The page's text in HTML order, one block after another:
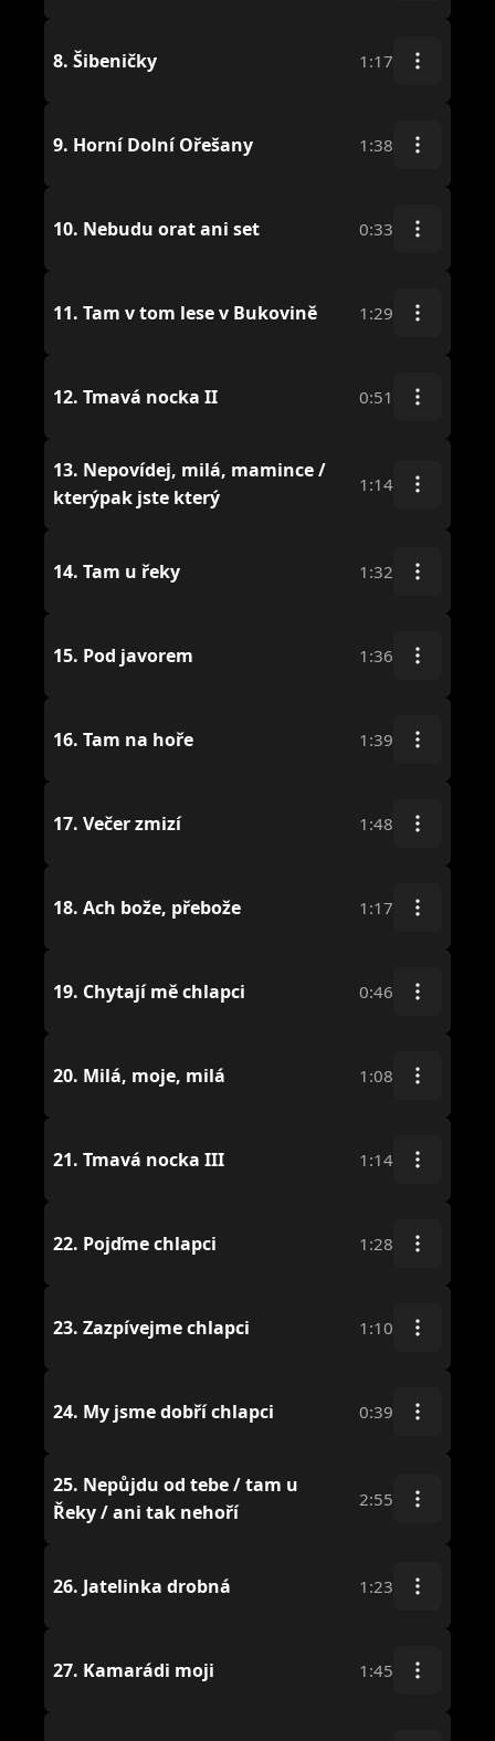
8. Šibeničky 1:17
9. Horní Dolní Ořešany 1:38
10. Nebudu orat ani set 0:33
11. Tam v tom lese v Bukovině 1:29
12. Tmavá nocka II 0:51
13. Nepovídej, milá, mamince /
kterýpak jste který
1:14
14. Tam u řeky 1:32
15. Pod javorem 1:36
16. Tam na hoře 1:39
17. Večer zmizí 1:48
18. Ach bože, přebože 1:17
19. Chytají mě chlapci 0:46
20. Milá, moje, milá 1:08
21. Tmavá nocka III 1:14
22. Pojďme chlapci 1:28
23. Zazpívejme chlapci 1:10
24. My jsme dobří chlapci 0:39
25. Nepůjdu od tebe / tam u
Řeky / ani tak nehoří
2:55
26. Jatelinka drobná 1:23
27. Kamarádi moji 1:45